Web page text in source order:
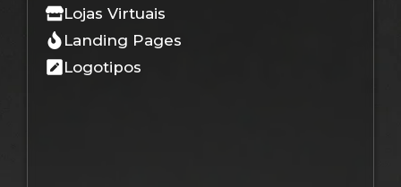
Lojas Virtuais
Landing Pages
Logotipos